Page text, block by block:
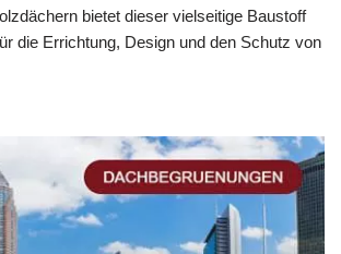
bietet dieser vielseitige Baustoff
die Errichtung, Design und den Schutz von